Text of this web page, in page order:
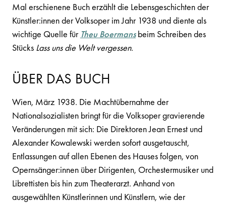
Mal erschienene Buch erzählt die Lebensgeschichten der
Künstler:innen der Volksoper im Jahr 1938 und diente als
wichtige Quelle für Theu Boermansbeim Schreiben des
Stücks Lass uns die Welt vergessen.
ÜBER DAS BUCH
Wien, März 1938. Die Machtübernahme der
Nationalsozialisten bringt für die Volksoper gravierende
Veränderungen mit sich: Die Direktoren Jean Ernest und
Alexander Kowalewski werden sofort ausgetauscht,
Entlassungen auf allen Ebenen des Hauses folgen, von
Opernsänger:innen über Dirigenten, Orchestermusiker und
Librettisten bis hin zum Theaterarzt. Anhand von
ausgewählten Künstlerinnen und Künstlern, wie der